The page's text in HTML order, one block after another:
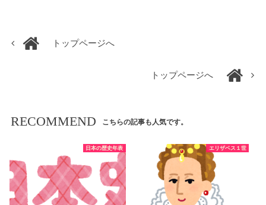
トップページへ
トップページへ
RECOMMEND こちらの記事も人気です。
日本の歴史年表 エリザベス１世